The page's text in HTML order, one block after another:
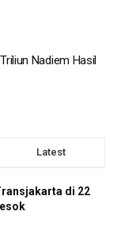
Nadiem Hasil
Latest
di 22